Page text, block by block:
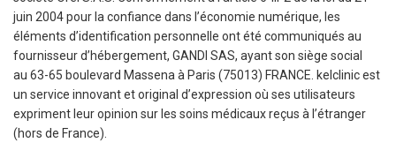
juin 2004 pour la confiance dans l’économie numérique, les
éléments d’identification personnelle ont été communiqués au
fournisseur d’hébergement, GANDI SAS, ayant son siège social
au 63-65 boulevard Massena à Paris (75013) FRANCE. kelclinic est
un service innovant et original d’expression où ses utilisateurs
expriment leur opinion sur les soins médicaux reçus à l’étranger
(hors de France).